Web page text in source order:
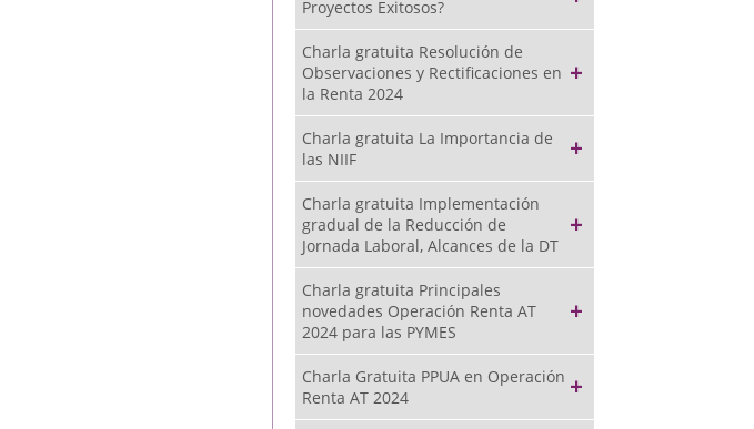
Proyectos Exitosos?
Charla gratuita Resolución de
Observaciones y Rectificaciones en
la Renta 2024
Charla gratuita La Importancia de
las NIIF
Charla gratuita Implementación
gradual de la Reducción de
Jornada Laboral, Alcances de la DT
Charla gratuita Principales
novedades Operación Renta AT
2024 para las PYMES
Charla Gratuita PPUA en Operación
Renta AT 2024